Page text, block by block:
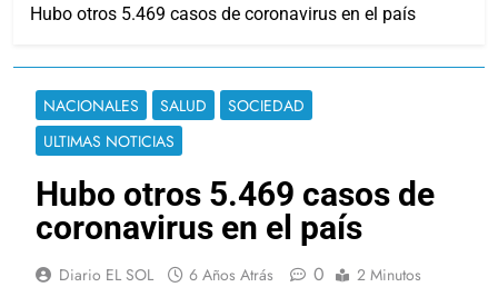
Hubo otros 5.469 casos de coronavirus en el país
NACIONALES SALUD
SOCIEDAD
ULTIMAS NOTICIAS
Hubo otros 5.469 casos de
coronavirus en el país
Diario EL SOL 6 Años Atrás 0 2 Minutos